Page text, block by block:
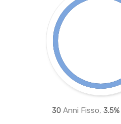
30 Anni Fisso,3.5%